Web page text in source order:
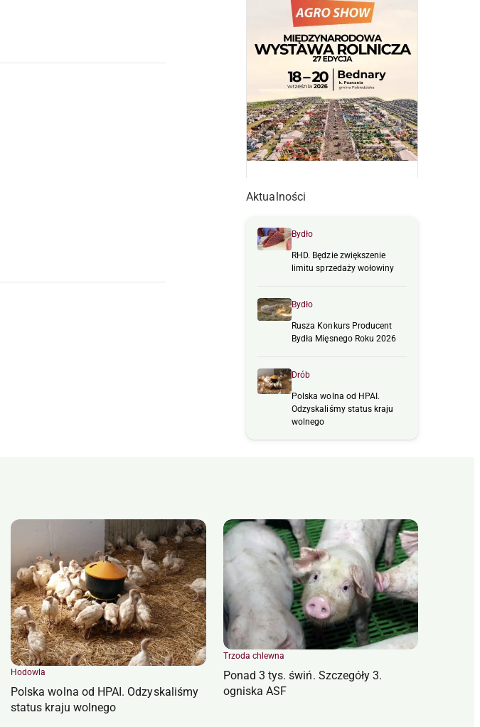
Aktualności
Bydło
RHD. Będzie zwiększenie
limitu sprzedaży wołowiny
Bydło
Rusza Konkurs Producent
Bydła Mięsnego Roku 2026
Drób
Polska wolna od HPAI.
Odzyskaliśmy status kraju
wolnego
Hodowla
Polska wolna od HPAI. Odzyskaliśmy
status kraju wolnego
Trzoda chlewna
Ponad 3 tys. świń. Szczegóły 3.
ogniska ASF